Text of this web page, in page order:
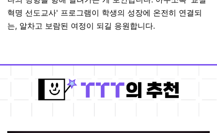
혁명 선도교사' 프로그램이 학생의 성장에 온전히 연결되
는, 알차고 보람된 여정이 되길 응원합니다.